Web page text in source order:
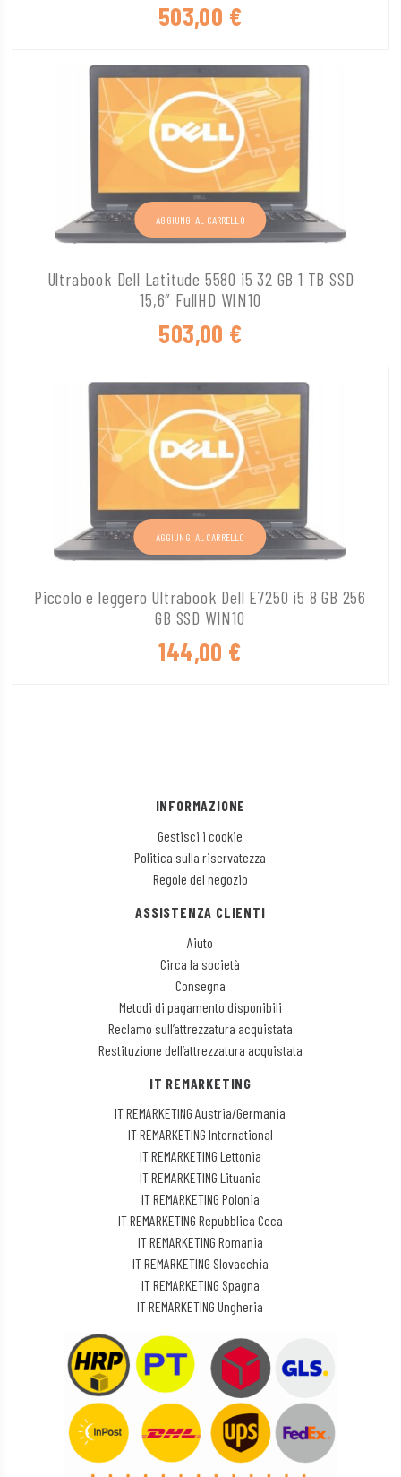
503,00 €
Ultrabook Dell Latitude 5580 i5 32 GB 1 TB SSD
15,6″ FullHD WIN10
503,00 €
AGGIUNGI AL CARRELLO
Piccolo e leggero Ultrabook Dell E7250 i5 8 GB 256
GB SSD WIN10
144,00 €
AGGIUNGI AL CARRELLO
INFORMAZIONE
Gestisci i cookie
Politica sulla riservatezza
Regole del negozio
ASSISTENZA CLIENTI
Aiuto
Circa la società
Consegna
Metodi di pagamento disponibili
Reclamo sull’attrezzatura acquistata
Restituzione dell’attrezzatura acquistata
IT REMARKETING
IT REMARKETING Austria/Germania
IT REMARKETING International
IT REMARKETING Lettonia
IT REMARKETING Lituania
IT REMARKETING Polonia
IT REMARKETING Repubblica Ceca
IT REMARKETING Romania
IT REMARKETING Slovacchia
IT REMARKETING Spagna
IT REMARKETING Ungheria